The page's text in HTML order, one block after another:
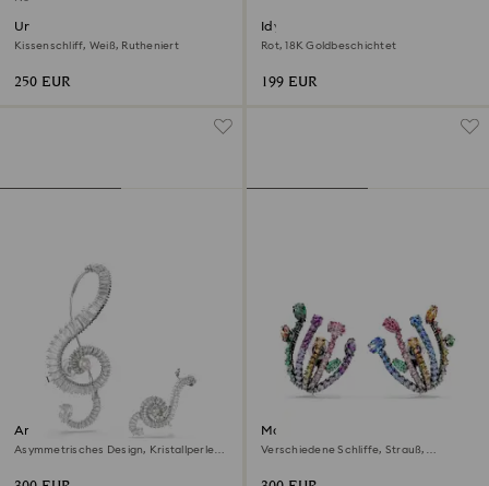
Una Angelic Ohrclips
Kissenschliff, Weiß, Rutheniert
250 EUR
Idyllia Ohrclips
Rot, 18K Goldbeschichtet
199 EUR
Ariana Grande x Swarovski
Ohrclips
Asymmetrisches Design, Kristallperle,
Matrix Ohrclips
Verschiedene Schliffe, Strauß,